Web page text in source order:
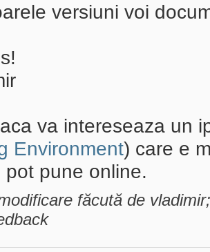
versiuni voi
va intereseaza un
Environment) care e
pot pune online.
făcută de